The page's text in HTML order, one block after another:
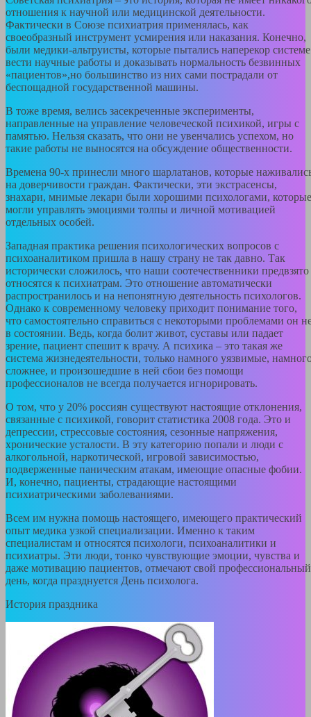
отношения к научной или медицинской деятельности.
Фактически в Союзе психиатрия применялась, как
своеобразный инструмент усмирения или наказания. Конечно,
были медики-альтруисты, которые пытались наперекор системе
вести научные работы и доказывать нормальность безвинных
«пациентов»,но большинство из них сами пострадали от
беспощадной государственной машины.
В тоже время, велись засекреченные эксперименты,
направленные на управление человеческой психикой, игры с
памятью. Нельзя сказать, что они не увенчались успехом, но
такие работы не выносятся на обсуждение общественности.
Времена 90-х принесли много шарлатанов, которые
на доверчивости граждан. Фактически, эти экстрасенсы,
знахари, мнимые лекари были хорошими психологами, которые
могли управлять эмоциями толпы и личной мотивацией
отдельных особей.
Западная практика решения психологических вопросов с
психоаналитиком пришла в нашу страну не так давно. Так
исторически сложилось, что наши соотечественники предвзято
относятся к психиатрам. Это отношение автоматически
распространилось и на непонятную деятельность психологов.
Однако к современному человеку приходит понимание того,
что самостоятельно справиться с некоторыми проблемами он
в состоянии. Ведь, когда болит живот, суставы или падает
зрение, пациент спешит к врачу. А психика – это такая же
система жизнедеятельности, только намного уязвимые,
сложнее, и произошедшие в ней сбои без помощи
профессионалов не всегда получается игнорировать.
О том, что у 20% россиян существуют настоящие отклонения,
связанные с психикой, говорит статистика 2008 года. Это и
депрессии, стрессовые состояния, сезонные напряжения,
хронические усталости. В эту категорию попали и люди с
алкогольной, наркотической, игровой зависимостью,
подверженные паническим атакам, имеющие опасные фобии.
И, конечно, пациенты, страдающие настоящими
психиатрическими заболеваниями.
Всем им нужна помощь настоящего, имеющего практический
опыт медика узкой специализации. Именно к таким
специалистам и относятся психологи, психоаналитики и
психиатры. Эти люди, тонко чувствующие эмоции, чувства и
даже мотивацию пациентов, отмечают свой профессиональный
день, когда празднуется День психолога.
История праздника